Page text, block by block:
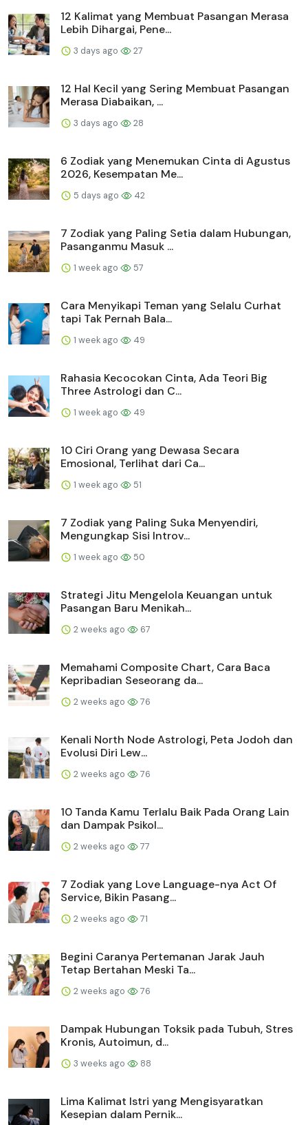
12 Kalimat yang Membuat Pasangan Merasa
Lebih Dihargai, Pene...
3 days ago 27
12 Hal Kecil yang Sering Membuat Pasangan
Merasa Diabaikan, ...
3 days ago 28
6 Zodiak yang Menemukan Cinta di Agustus
2026, Kesempatan Me...
5 days ago 42
7 Zodiak yang Paling Setia dalam Hubungan,
Pasanganmu Masuk ...
1 week ago 57
Cara Menyikapi Teman yang Selalu Curhat
tapi Tak Pernah Bala...
1 week ago 49
Rahasia Kecocokan Cinta, Ada Teori Big
Three Astrologi dan C...
1 week ago 49
10 Ciri Orang yang Dewasa Secara
Emosional, Terlihat dari Ca...
1 week ago 51
7 Zodiak yang Paling Suka Menyendiri,
Mengungkap Sisi Introv...
1 week ago 50
Strategi Jitu Mengelola Keuangan untuk
Pasangan Baru Menikah...
2 weeks ago 67
Memahami Composite Chart, Cara Baca
Kepribadian Seseorang da...
2 weeks ago 76
Kenali North Node Astrologi, Peta Jodoh dan
Evolusi Diri Lew...
2 weeks ago 76
10 Tanda Kamu Terlalu Baik Pada Orang Lain
dan Dampak Psikol...
2 weeks ago 77
7 Zodiak yang Love Language-nya Act Of
Service, Bikin Pasang...
2 weeks ago 71
Begini Caranya Pertemanan Jarak Jauh
Tetap Bertahan Meski Ta...
2 weeks ago 76
Dampak Hubungan Toksik pada Tubuh, Stres
Kronis, Autoimun, d...
3 weeks ago 88
Lima Kalimat Istri yang Mengisyaratkan
Kesepian dalam Pernik...